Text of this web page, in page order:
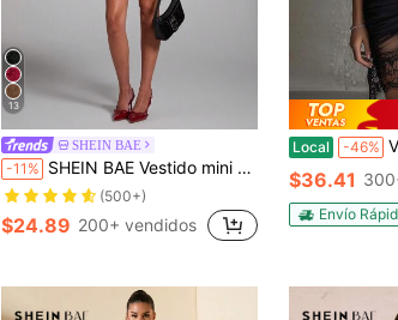
13
SHEIN BAE
-11% SHEIN BAE Vestido mini elegante de manga larga con encaje y dobladillo con volantes en color borgoña sólido, adecuado para citas, salidas con amigas, fiestas de cumpleaños, San Valentín, club
(500+)
$24.89 200+ vendidos
Local -46% Vestido
$36.41
Envío